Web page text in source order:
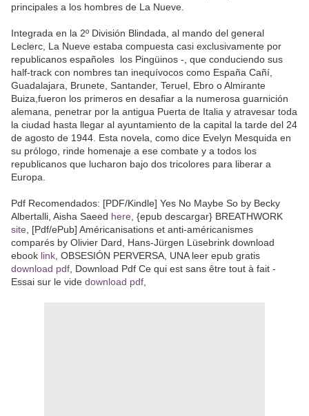
principales a los hombres de La Nueve.
Integrada en la 2º División Blindada, al mando del general
Leclerc, La Nueve estaba compuesta casi exclusivamente por
republicanos españoles  los Pingüinos -, que conduciendo sus
half-track con nombres tan inequívocos como España Cañí,
Guadalajara, Brunete, Santander, Teruel, Ebro o Almirante
Buiza,fueron los primeros en desafiar a la numerosa guarnición
alemana, penetrar por la antigua Puerta de Italia y atravesar toda
la ciudad hasta llegar al ayuntamiento de la capital la tarde del 24
de agosto de 1944. Esta novela, como dice Evelyn Mesquida en
su prólogo, rinde homenaje a ese combate y a todos los
republicanos que lucharon bajo dos tricolores para liberar a
Europa.
Pdf Recomendados: [PDF/Kindle] Yes No Maybe So by Becky
Albertalli, Aisha Saeed here , {epub descargar} BREATHWORK
site , [Pdf/ePub] Américanisations et anti-américanismes
comparés by Olivier Dard, Hans-Jürgen Lüsebrink download
ebook link , OBSESIÓN PERVERSA, UNA leer epub gratis
download pdf , Download Pdf Ce qui est sans être tout à fait -
Essai sur le vide download pdf